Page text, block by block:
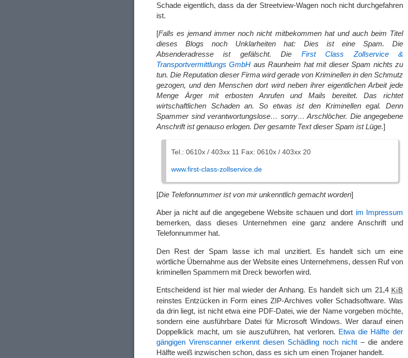
Schade eigentlich, dass da der Streetview-Wagen noch nicht durchgefahren
ist.
[Falls es jemand immer noch nicht mitbekommen hat und auch beim Titel
dieses Blogs noch Unklarheiten hat: Dies ist eine Spam. Die
Absenderadresse ist gefälscht. Die First Class Zollservice &
Transportvermittlungs GmbH aus Raunheim hat mit dieser Spam nichts zu
tun. Die Reputation dieser Firma wird gerade von Kriminellen in den Schmutz
gezogen, und den Menschen dort wird neben ihrer eigentlichen Arbeit jede
Menge Ärger mit erbosten Anrufen und Mails bereitet. Das richtet
wirtschaftlichen Schaden an. So etwas ist den Kriminellen egal. Denn
Spammer sind verantwortungslose… sorry… Arschlöcher. Die angegebene
Anschrift ist genauso erlogen. Der gesamte Text dieser Spam ist Lüge.]
Tel.: 0610x / 403xx 11 Fax: 0610x / 403xx 20
www.first-class-zollservice.de
[Die Telefonnummer ist von mir unkenntlich gemacht worden]
Aber ja nicht auf die angegebene Website schauen und dort im Impressum
bemerken, dass dieses Unternehmen eine ganz andere Anschrift und
Telefonnummer hat.
Den Rest der Spam lasse ich mal unzitiert. Es handelt sich um eine
wörtliche Übernahme aus der Website eines Unternehmens, dessen Ruf von
kriminellen Spammern mit Dreck beworfen wird.
Entscheidend ist hier mal wieder der Anhang. Es handelt sich um 21,4 KiB
reinstes Entzücken in Form eines ZIP-Archives voller Schadsoftware. Was
da drin liegt, ist nicht etwa eine PDF-Datei, wie der Name vorgeben möchte,
sondern eine ausführbare Datei für Microsoft Windows. Wer darauf einen
Doppelklick macht, um sie auszuführen, hat verloren. Etwa die Hälfte der
gängigen Virenscanner erkennt diesen Schädling noch nicht – die andere
Hälfte weiß inzwischen schon, dass es sich um einen Trojaner handelt.